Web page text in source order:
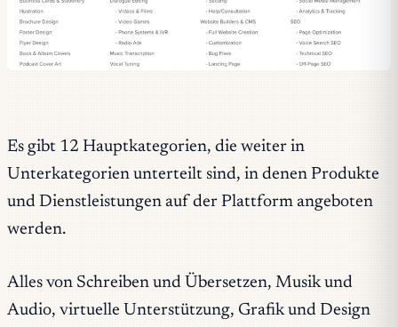
Es gibt 12 Hauptkategorien, die weiter in
Unterkategorien unterteilt sind, in denen Produkte
und Dienstleistungen auf der Plattform angeboten
werden.
Alles von Schreiben und Übersetzen, Musik und
Audio, virtuelle Unterstützung, Grafik und Design